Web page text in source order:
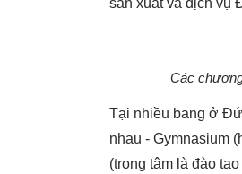
sản xuất và dịch vụ
Các
Tại nhiều bang ở
nhau - Gymnasium
(trọng tâm là đào